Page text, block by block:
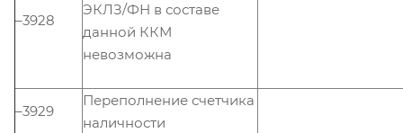
–3928
ЭКЛЗ/ФН в составе
данной ККМ
невозможна
–3929
Переполнение счетчика
наличности